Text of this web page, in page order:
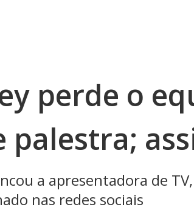
perde o
palestra;
a apresentadora de
nas redes sociais